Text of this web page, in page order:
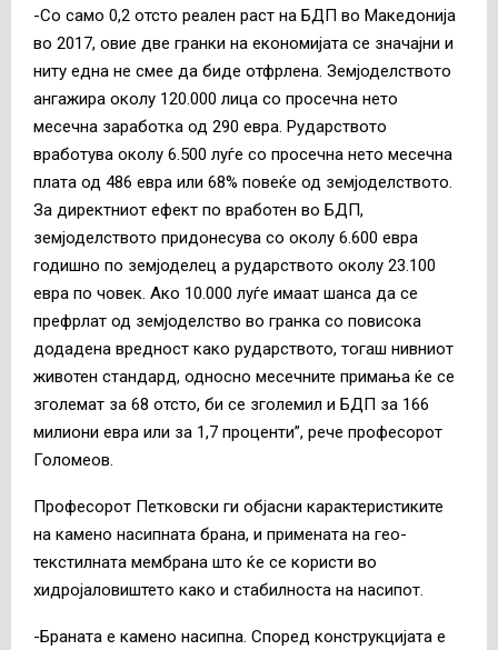
-Со само 0,2 отсто реален раст на БДП во Македонија
во 2017, овие две гранки на економијата се значајни и
ниту една не смее да биде отфрлена. Земјоделството
ангажира околу 120.000 лица со просечна нето
месечна заработка од 290 евра. Рударството
вработува околу 6.500 луѓе со просечна нето месечна
плата од 486 евра или 68% повеќе од земјоделството.
За директниот ефект по вработен во БДП,
земјоделството придонесува со околу 6.600 евра
годишно по земјоделец а рударството околу 23.100
евра по човек. Ако 10.000 луѓе имаат шанса да се
префрлат од земјоделство во гранка со повисока
додадена вредност како рударството, тогаш нивниот
животен стандард, односно месечните примања ќе се
зголемат за 68 отсто, би се зголемил и БДП за 166
милиони евра или за 1,7 проценти”, рече професорот
Голомеов.
Професорот Петковски ги објасни карактеристиките
на камено насипната брана, и примената на гео-
текстилната мембрана што ќе се користи во
хидројаловиштето како и стабилноста на насипот.
-Браната е камено насипна. Според конструкцијата е